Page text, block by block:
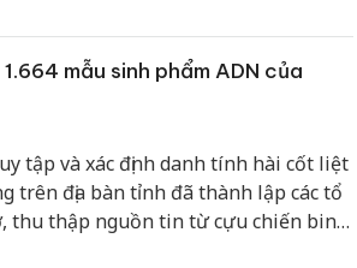
mẫu sinh phẩm ADN của
tập và xác định danh tính hài cốt liệt
trên địa bàn tỉnh đã thành lập các tổ
thu thập nguồn tin từ cựu chiến binh